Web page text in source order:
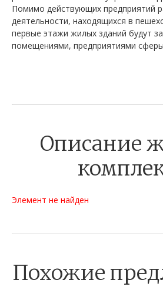
Помимо действующих предприятий
деятельности, находящихся в
первые этажи жилых зданий будут
помещениями, предприятиями сферы
Описание
Элемент не найден
Похожие